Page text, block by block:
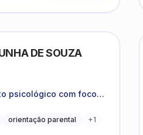
DE SOUZA
psicológico com foco
(TCC), promovendo
orientação parental +1